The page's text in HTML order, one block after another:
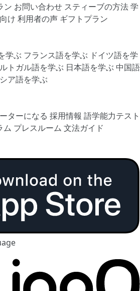
ン お問い合わせ スティーブの方法学
け 利用者の声 ギフトプラン
学ぶ フランス語を学ぶ ドイツ語を学
トガル語を学ぶ 日本語を学ぶ 中国語
ア語を学ぶ
ターになる 採用情報 語学能力テスト
ム プレスルーム 文法ガイド